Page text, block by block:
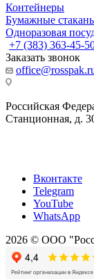
Контейнеры
Бумажные
Одноразовая
+7 (383) 363-45-
Заказать звонок
Российская
Станционная, д.
Вконтакте
Telegram
YouTube
WhatsApp
2026 © ООО